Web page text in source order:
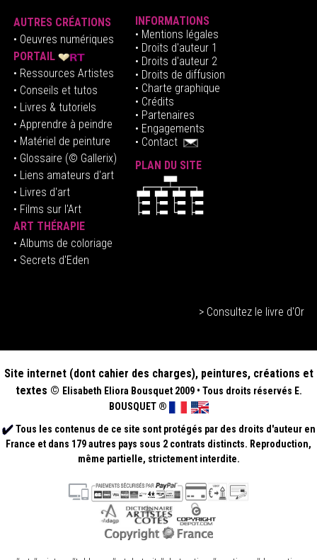
AUTRES CRÉATIONS
• Oeuvres numériques
PORTAIL
• Ressources Artistes
• Conseils et tutos
• Livres & tutoriels
• Apprendre à peindre
• Matériel de peinture
• Glossaire (© Gallerix)
• Liens amateurs d'art
• Livres d'art
• Films sur l'Art
ART THÉRAPIE
• Albums de coloriage
• Secrets d'Eden
INFORMATIONS
• Mentions légales
• Droits d'auteur1
• Droits d'auteur 2
• Droits de diffusion
• Charte graphique
• Crédits
• Partenaires
• Engagements
• Contact
PLAN DU SITE
> Consultez le livre d'Or
Site internet (dont cahier des charges), peintures, créations et
textes © Elisabeth Eliora Bousquet 2009 • Tous droits réservés E.
BOUSQUET ®
Tous les contenus de ce site sont protégés par des droits d'auteur en
France et dans 179 autres pays sous 2 contrats distincts. Reproduction,
même partielle, strictement interdite.